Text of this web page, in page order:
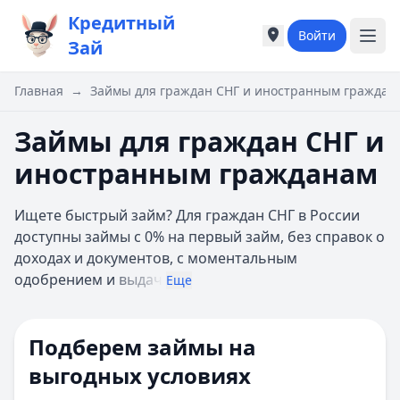
Кредитный
Зай
Города России
Москва
Екатеринбург
Казань
А
Астрахань
Б
Барнаул
Белгород
Города России
Москва
Екатеринбург
Казань
А
Астрахань
Б
Барнаул
Белгород
Войти
Главная → Займы для граждан СНГ и иностранным
Займы для граждан СНГ и
иностранным гражданам
Ищете быстрый займ? Для граждан СНГ в России
доступны займы с 0% на первый займ, без справок о
доходах и документов, с моментальным
одобрением и выдач Еще
Подберем займы на
выгодных условиях